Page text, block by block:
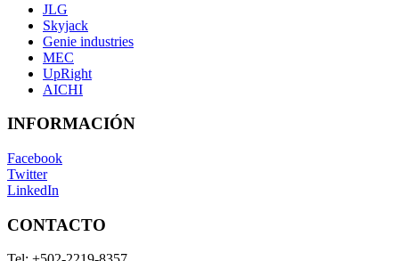
JLG
Skyjack
Genie industries
MEC
UpRight
AICHI
INFORMACIÓN
Facebook
Twitter
LinkedIn
CONTACTO